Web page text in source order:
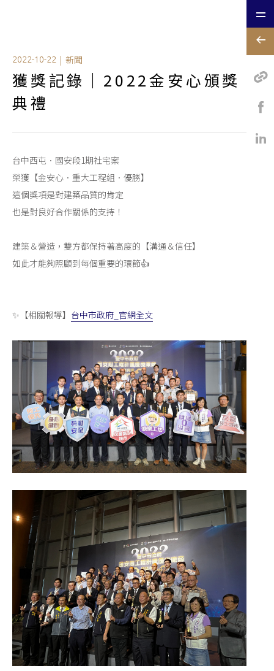
2022-10-22 | 新聞
獲獎記錄｜2022金安心頒獎
典禮
台中西屯．國安段1期社宅案
榮獲【金安心．重大工程組．優勝】
這個獎項是對建築品質的肯定
也是對良好合作關係的支持！
建築＆營造，雙方都保持著高度的【溝通＆信任】
如此才能夠照顧到每個重要的環節👍
✨【相關報導】 台中市政府_官網全文